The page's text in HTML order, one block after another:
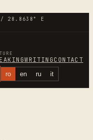
/ 28.8638° E
WRITINGCONTACT
ro en ru it